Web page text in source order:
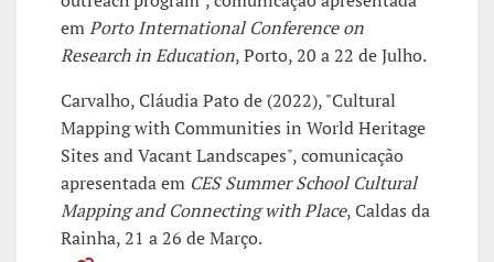
emPorto International Conference on
Research in Education, Porto, 20 a 22 de Julho.
Carvalho, Cláudia Pato de (2022), "Cultural
Mapping with Communities in World Heritage
Sites and Vacant Landscapes", comunicação
apresentada em CES Summer School Cultural
Mapping and Connecting with Place, Caldas da
Rainha, 21 a 26 de Março.